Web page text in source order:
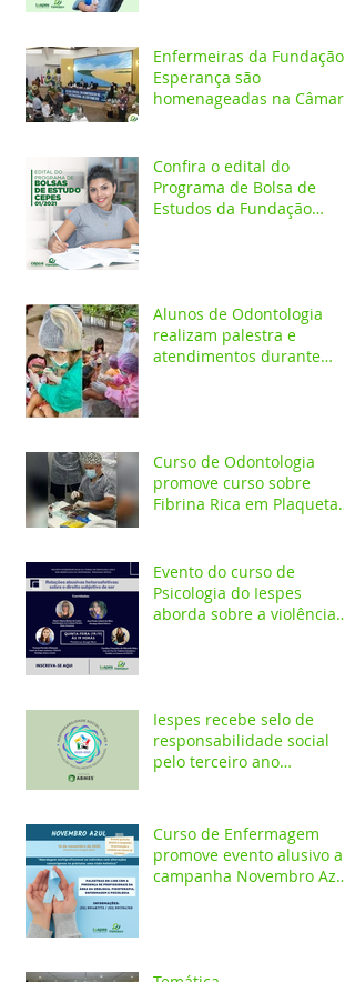
Enfermeiras da Fundação
Esperança são
homenageadas na Câmara
Confira o edital do
Programa de Bolsa de
Estudos da Fundação
Alunos de Odontologia
realizam palestra e
atendimentos durante
Curso de Odontologia
promove curso sobre
Fibrina Rica em Plaquetas
Evento do curso de
Psicologia do Iespes
aborda sobre a violência
Iespes recebe selo de
responsabilidade social
pelo terceiro ano
Curso de Enfermagem
promove evento alusivo a
campanha Novembro Azul